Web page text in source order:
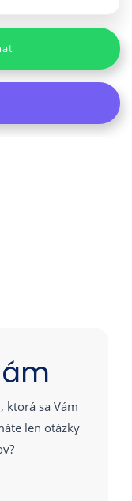
ktorá sa Vám
len otázky